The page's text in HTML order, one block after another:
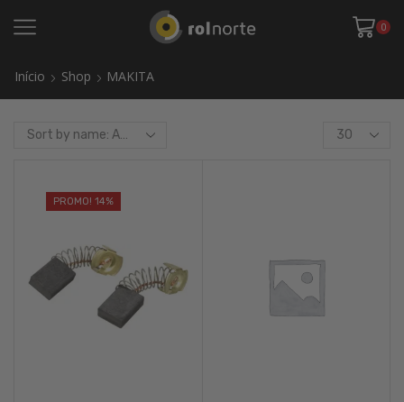
0
Início Shop MAKITA
Products
PROMO! 14%